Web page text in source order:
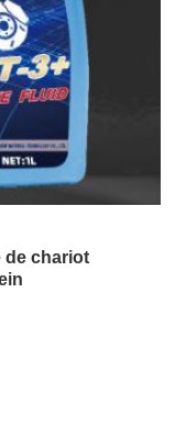
de chariot